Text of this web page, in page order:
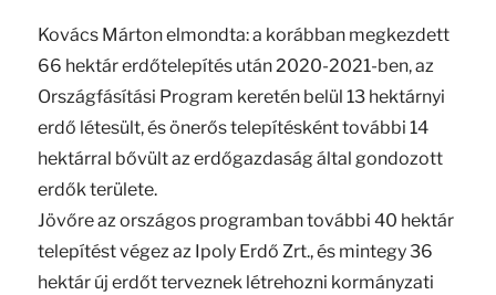
Kovács Márton elmondta: a korábban megkezdett
66 hektár erdőtelepítés után 2020-2021-ben, az
Országfásítási Program keretén belül 13 hektárnyi
erdő létesült, és önerős telepítésként további 14
hektárral bővült az erdőgazdaság által gondozott
erdők területe.
Jövőre az országos programban további 40 hektár
telepítést végez az Ipoly Erdő Zrt., és mintegy 36
hektár új erdőt terveznek létrehozni kormányzati